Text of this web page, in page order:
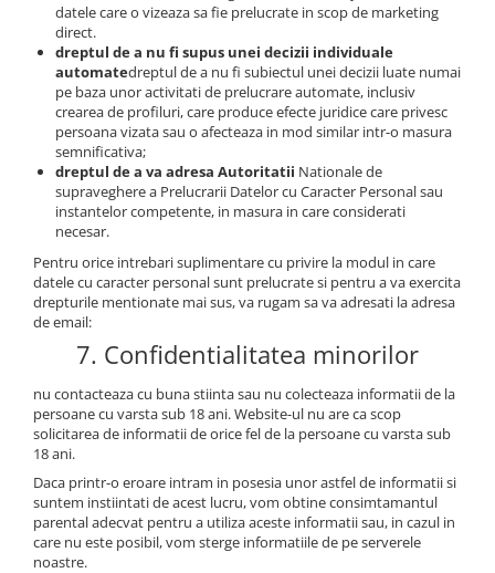
datele care o vizeaza sa fie prelucrate in scop de marketing
direct.
dreptul de a nu fi supus unei decizii individuale
automatedreptul de a nu fi subiectul unei decizii luate numai
pe baza unor activitati de prelucrare automate, inclusiv
crearea de profiluri, care produce efecte juridice care privesc
persoana vizata sau o afecteaza in mod similar intr-o masura
semnificativa;
dreptul de a va adresa Autoritatii Nationale de
supraveghere a Prelucrarii Datelor cu Caracter Personal sau
instantelor competente, in masura in care considerati
necesar.
Pentru orice intrebari suplimentare cu privire la modul in care
datele cu caracter personal sunt prelucrate si pentru a va exercita
drepturile mentionate mai sus, va rugam sa va adresati la adresa
de email:
7. Confidentialitatea minorilor
nu contacteaza cu buna stiinta sau nu colecteaza informatii de la
persoane cu varsta sub 18 ani. Website-ul nu are ca scop
solicitarea de informatii de orice fel de la persoane cu varsta sub
18 ani.
Daca printr-o eroare intram in posesia unor astfel de informatii si
suntem instiintati de acest lucru, vom obtine consimtamantul
parental adecvat pentru a utiliza aceste informatii sau, in cazul in
care nu este posibil, vom sterge informatiile de pe serverele
noastre.